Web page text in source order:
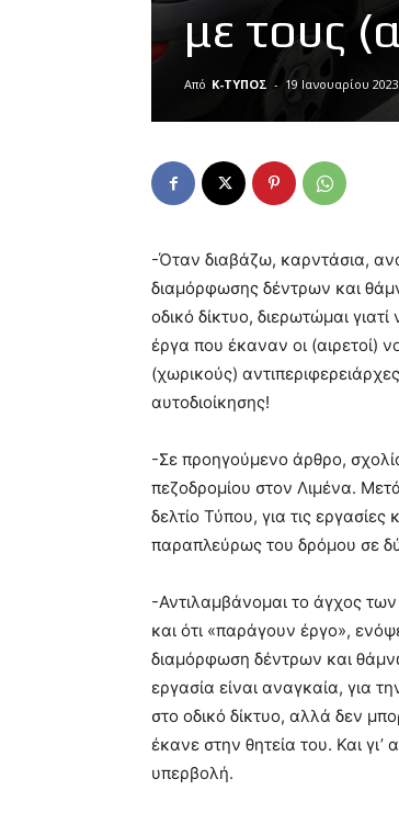
με τους
Από Κ-ΤΥΠΟΣ - 19 Ιανουαρίου 2023
-Όταν διαβάζω, καρντάσια,
διαμόρφωσης δέντρων και
οδικό δίκτυο, διερωτώμαι
έργα που έκαναν οι (αιρετοί)
(χωρικούς)
αυτοδιοίκησης!
-Σε προηγούμενο άρθρο,
πεζοδρομίου στον Λιμένα.
δελτίο Τύπου, για τις
παραπλεύρως του δρόμου σε
-Αντιλαμβάνομαι το άγχος
και ότι «παράγουν έργο»,
διαμόρφωση δέντρων και
εργασία είναι αναγκαία, για
στο οδικό δίκτυο, αλλά δεν
έκανε στην θητεία του. Και γι’
υπερβολή.